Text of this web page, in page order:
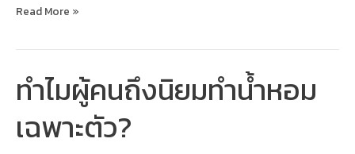
Read More »
ทำไมผู้คนถึงนิยมทำน้ำหอม
เฉพาะตัว?
ทำไม
ผู้คน
ถึง
นิยม
ทำ